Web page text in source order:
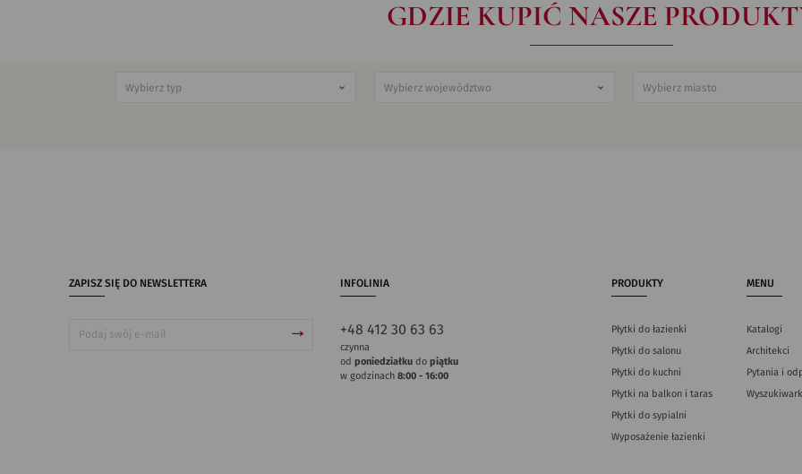
GDZIE KUPIĆ NASZE
ZAPISZ SIĘ DO NEWSLETTERA INFOLINIA
+48 412 30 63 63
czynna
od poniedziałkudo piątku
w godzinach 8:00 - 16:00
PRODUKTY
Płytki do łazienki
Płytki do salonu
Płytki do kuchni
Płytki na balkon i taras
Płytki do sypialni
Wyposażenie łazienki
MENU
Katalogi
Architekci
Pytania i